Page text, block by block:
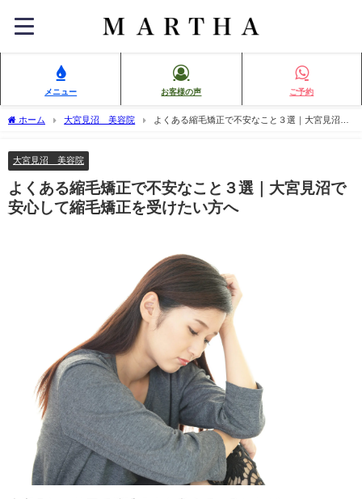
メニュー お客様の声 ご予約
ホーム 大宮見沼 美容院
よくある縮毛矯正で不安なこと３選｜大宮見沼で
大宮見沼 美容院
よくある縮毛矯正で不安なこと３選｜大宮見沼で
安心して縮毛矯正を受けたい方へ